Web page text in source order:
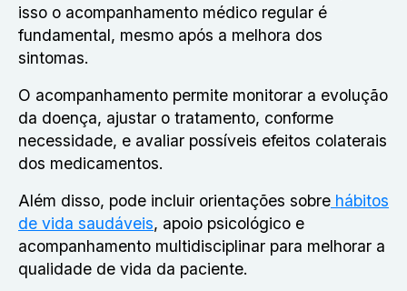
isso o acompanhamento médico regular é
fundamental, mesmo após a melhora dos
sintomas.
O acompanhamento permite monitorar a evolução
da doença, ajustar o tratamento, conforme
necessidade, e avaliar possíveis efeitos colaterais
dos medicamentos.
Além disso, pode incluir orientações sobre hábitos
de vida saudáveis, apoio psicológico e
acompanhamento multidisciplinar para melhorar a
qualidade de vida da paciente.